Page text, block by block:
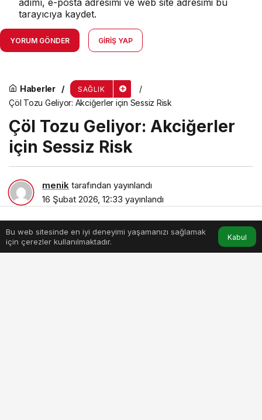
tarayıcıya kaydet.
YORUM GÖNDER GIRIŞ YAP
Haberler SAĞLIK
Çöl Tozu Geliyor: Akciğerler için Sessiz Risk
Çöl Tozu Geliyor: Akciğerler
için Sessiz Risk
menik tarafından yayınlandı
16 Şubat 2026, 12:33 yayınlandı
Bu web sitesinde en iyi deneyimi yaşamanızı sağlamak
için çerezler kullanılmaktadır.
Kabul
Anasayfa Akış Hesabım